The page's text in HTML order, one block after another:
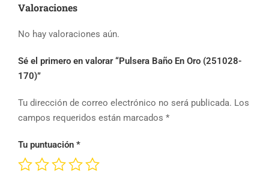
Valoraciones
No hay valoraciones aún.
Sé el primero en valorar “Pulsera Baño En Oro (251028-
170)”
Tu dirección de correo electrónico no será publicada. Los
campos requeridos están marcados *
Tu puntuación *